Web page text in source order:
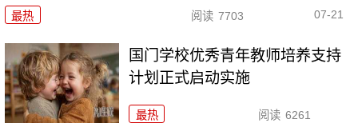
最热 阅读 7703 07-21
国门学校优秀青年教师培养支持
计划正式启动实施
最热 阅读 6261